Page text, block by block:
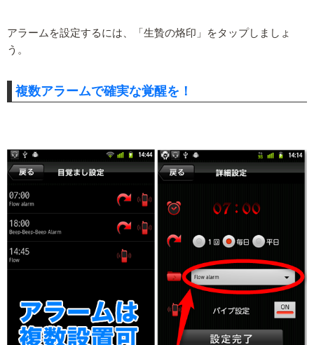
アラームを設定するには、「生贄の烙印」をタップしましょ
う。
複数アラームで確実な覚醒を！